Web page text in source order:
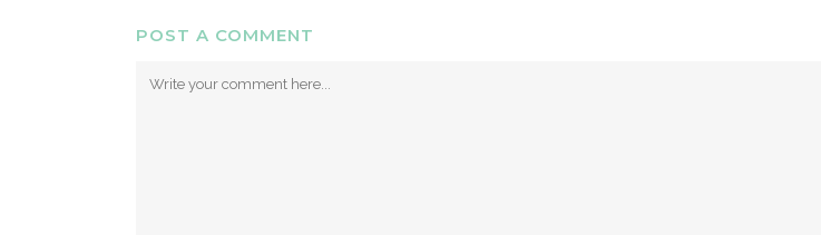
POST A COMMENT